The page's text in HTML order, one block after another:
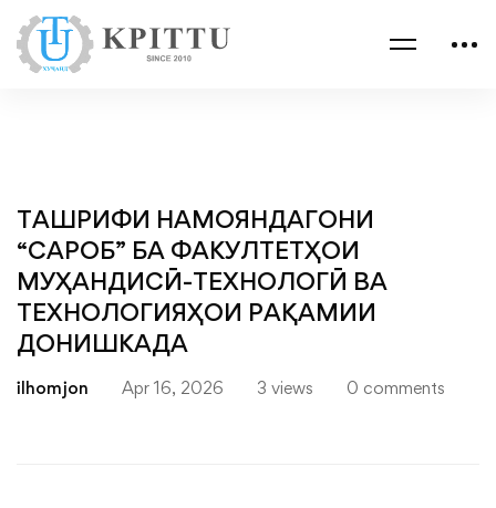
ТАШРИФИ НАМОЯНДАГОНИ
“САРОБ” БА ФАКУЛТЕТҲОИ
МУҲАНДИСӢ-ТЕХНОЛОГӢ ВА
ТЕХНОЛОГИЯҲОИ РАҚАМИИ
ДОНИШКАДА
ilhomjon Apr 16, 2026 3 views 0 comments